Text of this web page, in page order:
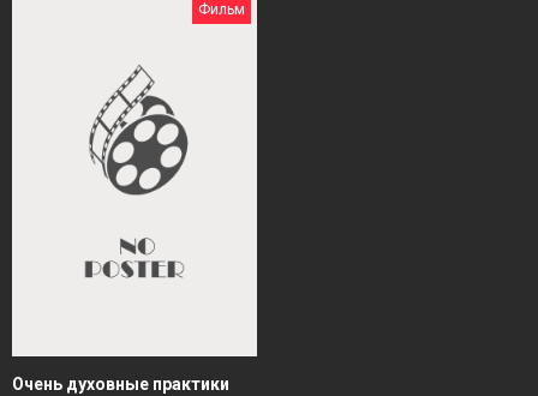
Фильм
Очень духовные практики